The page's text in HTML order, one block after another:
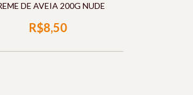
DE AVEIA 200G NUDE
R$8,50